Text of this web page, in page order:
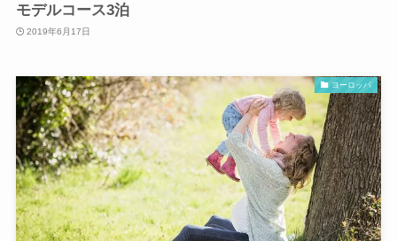
モデルコース3泊
2019年6月17日
ヨーロッパ